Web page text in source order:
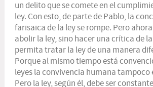
un delito que se comete en el
ley. Con esto, de parte de Pablo, la
farisaica de la ley se rompe. Pero
abolir la ley, sino hacer una crítica de
permita tratar la ley de una manera
Porque al mismo tiempo está
leyes la convivencia humana tampoco
Pero la ley, según él, debe ser